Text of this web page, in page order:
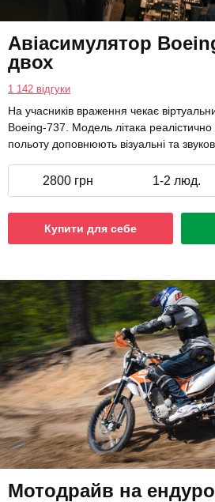
Авіасимулятор
двох
1 142 відгуки
На учасників враження чекає
Boeing-737. Модель літака реалістично
польоту доповнюють візуальні та
2800 грн 1-2 люд.
Купити для себе
Мотодрайв на ендуро